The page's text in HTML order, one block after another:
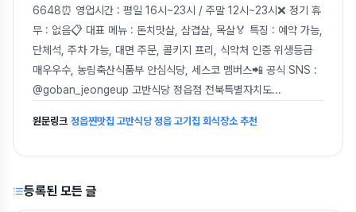
6648⏰ 영업시간 : 평일 16시~23시 / 주말 12시~23시❌ 정기 휴
무 : 없음📋 대표 메뉴 : 돈치맛살, 삼겹살, 목살🏅 특징 : 예약 가능,
단체석, 주차 가능, 대면 주문, 콜키지 프리, 식약처 인증 위생등급
매우우수, 농림축산식품부 안심식당, 세스코 멤버스📲 공식 SNS :
@goban_jeongeup 고반식당 정읍점 전북특별자치도...
원문링크 정읍찐맛집 고반식당 정읍 고기집 회식장소 추천
등록된 모든 글